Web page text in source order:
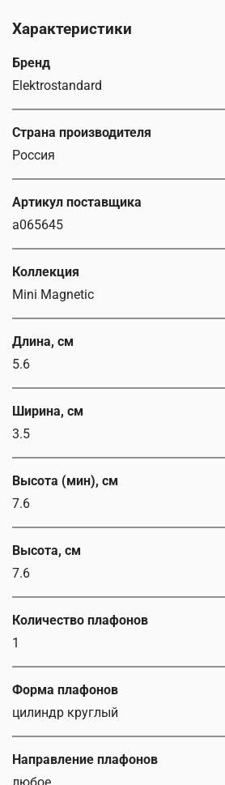
Характеристики
Бренд
Elektrostandard
Страна производителя
Россия
Артикул поставщика
a065645
Коллекция
Mini Magnetic
Длина, см
5.6
Ширина, см
3.5
Высота (мин), см
7.6
Высота, см
7.6
Количество плафонов
1
Форма плафонов
цилиндр круглый
Направление плафонов